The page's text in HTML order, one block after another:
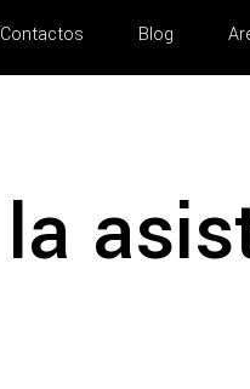
Contactos Blog